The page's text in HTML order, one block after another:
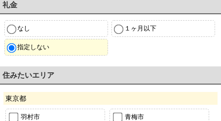
礼金
なし １ヶ月以下
指定しない
住みたいエリア
東京都
羽村市 青梅市